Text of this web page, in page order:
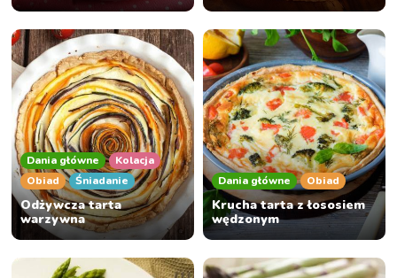
Dania główne
Kolacja
Obiad
Śniadanie
Odżywcza tarta
warzywna
Dania główne Obiad
Krucha tarta z łososiem
wędzonym